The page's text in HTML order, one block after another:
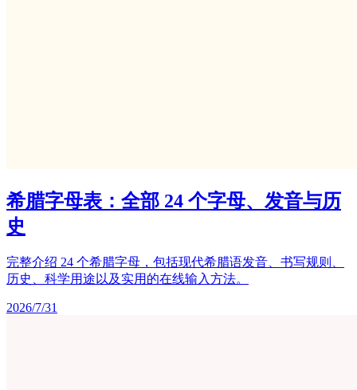
希腊字母表：全部 24 个字母、发音与历
史
完整介绍 24 个希腊字母，包括现代希腊语发音、书写规则、
历史、科学用途以及实用的在线输入方法。
2026/7/31